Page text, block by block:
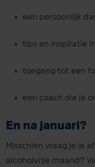
een persoonlijk
tips en inspiratie
toegang tot een
een coach die je
En na januari?
Misschien vraag je je
alcoholvrije maand?